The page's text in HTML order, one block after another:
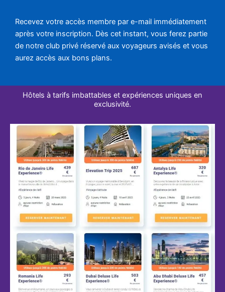
Recevez votre accès membre par e-mail immédiatement
après votre inscription. Dès cet instant, vous ferez partie
de notre club privé réservé aux voyageurs avisés et vous
aurez accès aux bons plans.
Hôtels à tarifs imbattables et expériences uniques en
exclusivité.